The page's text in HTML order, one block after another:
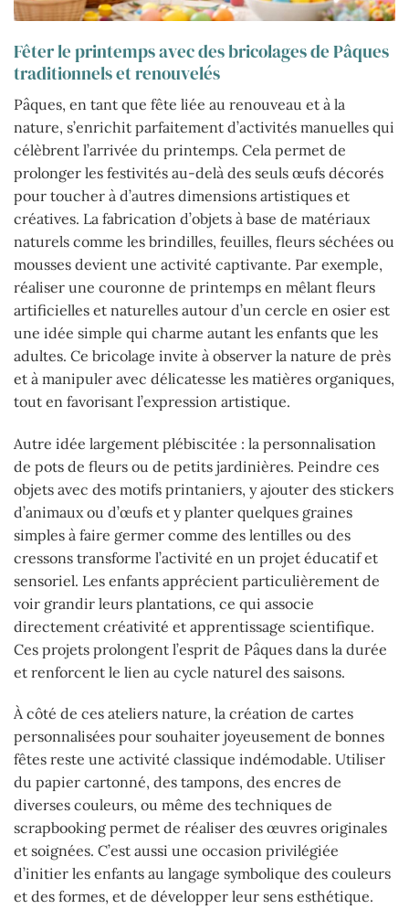
Fêter le printemps avec des bricolages de Pâques
traditionnels et renouvelés
Pâques, en tant que fête liée au renouveau et à la
nature, s’enrichit parfaitement d’activités manuelles qui
célèbrent l’arrivée du printemps. Cela permet de
prolonger les festivités au-delà des seuls œufs décorés
pour toucher à d’autres dimensions artistiques et
créatives. La fabrication d’objets à base de matériaux
naturels comme les brindilles, feuilles, fleurs séchées ou
mousses devient une activité captivante. Par exemple,
réaliser une couronne de printemps en mêlant fleurs
artificielles et naturelles autour d’un cercle en osier est
une idée simple qui charme autant les enfants que les
adultes. Ce bricolage invite à observer la nature de près
et à manipuler avec délicatesse les matières organiques,
tout en favorisant l’expression artistique.
Autre idée largement plébiscitée : la personnalisation
de pots de fleurs ou de petits jardinières. Peindre ces
objets avec des motifs printaniers, y ajouter des stickers
d’animaux ou d’œufs et y planter quelques graines
simples à faire germer comme des lentilles ou des
cressons transforme l’activité en un projet éducatif et
sensoriel. Les enfants apprécient particulièrement de
voir grandir leurs plantations, ce qui associe
directement créativité et apprentissage scientifique.
Ces projets prolongent l’esprit de Pâques dans la durée
et renforcent le lien au cycle naturel des saisons.
À côté de ces ateliers nature, la création de cartes
personnalisées pour souhaiter joyeusement de bonnes
fêtes reste une activité classique indémodable. Utiliser
du papier cartonné, des tampons, des encres de
diverses couleurs, ou même des techniques de
scrapbooking permet de réaliser des œuvres originales
et soignées. C’est aussi une occasion privilégiée
d’initier les enfants au langage symbolique des couleurs
et des formes, et de développer leur sens esthétique.